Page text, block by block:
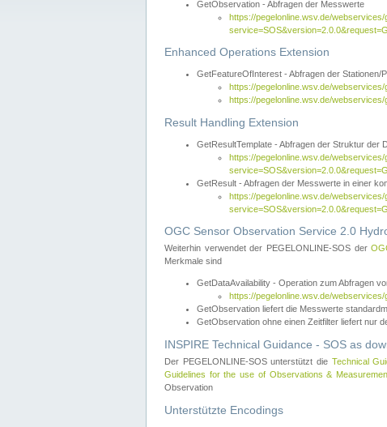
GetObservation - Abfragen der Messwerte
https://pegelonline.wsv.de/
Enhanced Operations Extension
GetFeatureOfInterest - Abfragen der
https://pegelonline.wsv.de/
https://pegelonline.wsv.de/
Result Handling Extension
GetResultTemplate - Abfragen der Struktur der
https://pegelonline.wsv.de/
GetResult - Abfragen der Messwerte in einer
https://pegelonline.wsv.de/
OGC Sensor Observation Service 2.0
Weiterhin verwendet der PEGELONLINE-SOS der
Merkmale sind
GetDataAvailability - Operation zum Abfragen
https://pegelonline.wsv.de/
GetObservation liefert die Messwerte
GetObservation ohne einen Zeitfilter liefert nur
INSPIRE Technical Guidance - SOS as
Der PEGELONLINE-SOS unterstützt die Technical
Guidelines for the use of Observations &
Observation
Unterstützte Encodings